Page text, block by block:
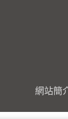
網站簡